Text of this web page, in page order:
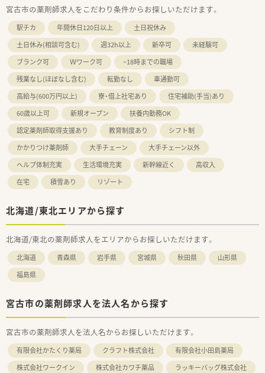
宮古市の薬剤師求人をこだわり条件からお探しいただけます。
駅チカ 年間休日120日以上
土日祝休み
土日休み(相談可含む)
週32h以上 新卒可
未経験可
ブランク可
Ｗワーク可
~18時までの職場
残業なし(ほぼなし含む)
転勤なし
車通勤可
高給与(600万円以上)
寮・借上社宅あり
住宅補助(手当)あり
60歳以上可
新規オープン
扶養内勤務OK
認定薬剤師取得支援あり
教育制度あり
シフト制
かかりつけ薬剤師
大手チェーン
大手チェーン以外
ヘルプ体制充実
生活環境充実 新幹線近く
高収入
在宅
積雪あり リゾート
北海道/東北エリアから探す
北海道/東北の薬剤師求人をエリアからお探しいただけます。
北海道 青森県 岩手県 宮城県 秋田県
山形県
福島県
宮古市の薬剤師求人を法人名から探す
宮古市の薬剤師求人を法人名からお探しいただけます。
有限会社かたくり薬局 クラフト株式会社
有限会社小田島薬局
株式会社ワークイン
株式会社カワチ薬品
ラッキーバッグ株式会社